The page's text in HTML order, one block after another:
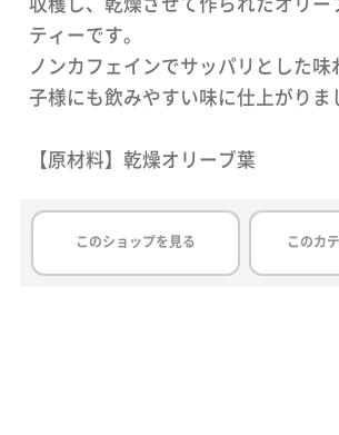
収穫し、乾燥させて作られたオリー
ティーです。
ノンカフェインでサッパリとした味
子様にも飲みやすい味に仕上がりま
【原材料】乾燥オリーブ葉
このショップを見る このカ